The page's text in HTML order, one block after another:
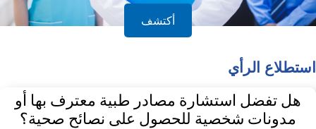
أكتشف
استطلاع الرأي
هل تفضل استشارة مصادر طبية معترف بها أو
مدونات شخصية للحصول على نصائح صحية؟